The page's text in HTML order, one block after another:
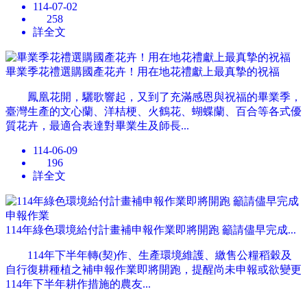
114-07-02
258
詳全文
畢業季花禮選購國產花卉！用在地花禮獻上最真摯的祝福
鳳凰花開，驪歌響起，又到了充滿感恩與祝福的畢業季，
臺灣生產的文心蘭、洋桔梗、火鶴花、蝴蝶蘭、百合等各式優
質花卉，最適合表達對畢業生及師長...
114-06-09
196
詳全文
114年綠色環境給付計畫補申報作業即將開跑 籲請儘早完成...
114年下半年轉(契)作、生產環境維護、繳售公糧稻穀及
自行復耕種植之補申報作業即將開跑，提醒尚未申報或欲變更
114年下半年耕作措施的農友...